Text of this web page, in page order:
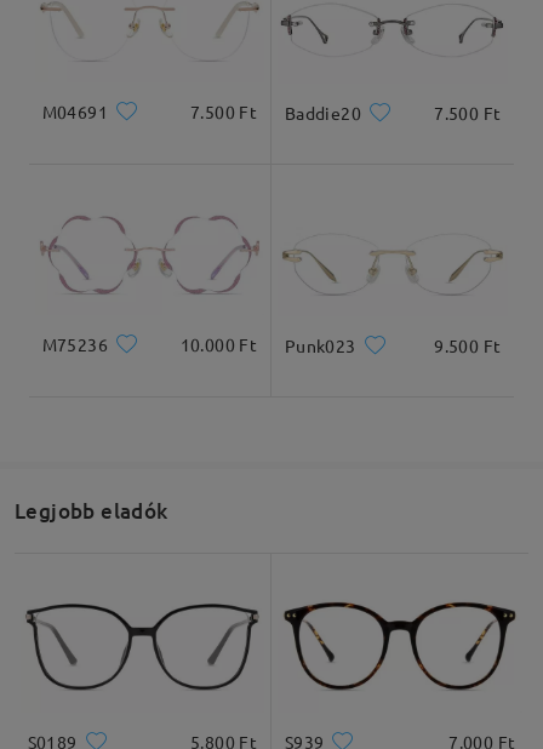
Kiszállítva
M04691 7.500 Ft Baddie20 7.500 Ft
M75236 10.000 Ft Punk023 9.500 Ft
Legjobb eladók
S0189 5.800 Ft S939 7.000 Ft